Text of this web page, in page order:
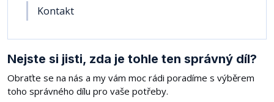
Kontakt
Nejste si jisti, zda je tohle ten správný díl?
Obraťte se na nás a my vám moc rádi poradíme s výběrem
toho správného dílu pro vaše potřeby.